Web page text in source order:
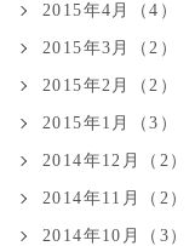
2015年4月（4）
2015年3月（2）
2015年2月（2）
2015年1月（3）
2014年12月（2）
2014年11月（2）
2014年10月（3）